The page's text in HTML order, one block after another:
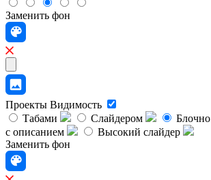
Заменить фон
Проекты Видимость
Табами
Слайдером Блочно
с описанием
Высокий слайдер
Заменить фон